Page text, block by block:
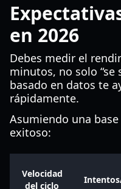
en 2026
Debes medir el
minutos, no solo “se
basado en datos te
rápidamente.
Asumiendo una
exitoso:
Velocidad
del ciclo